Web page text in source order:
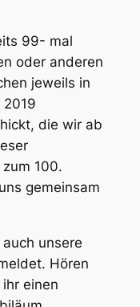
99- mal
oder anderen
jeweils in
die wir ab
100.
gemeinsam
unsere
Hören
einen